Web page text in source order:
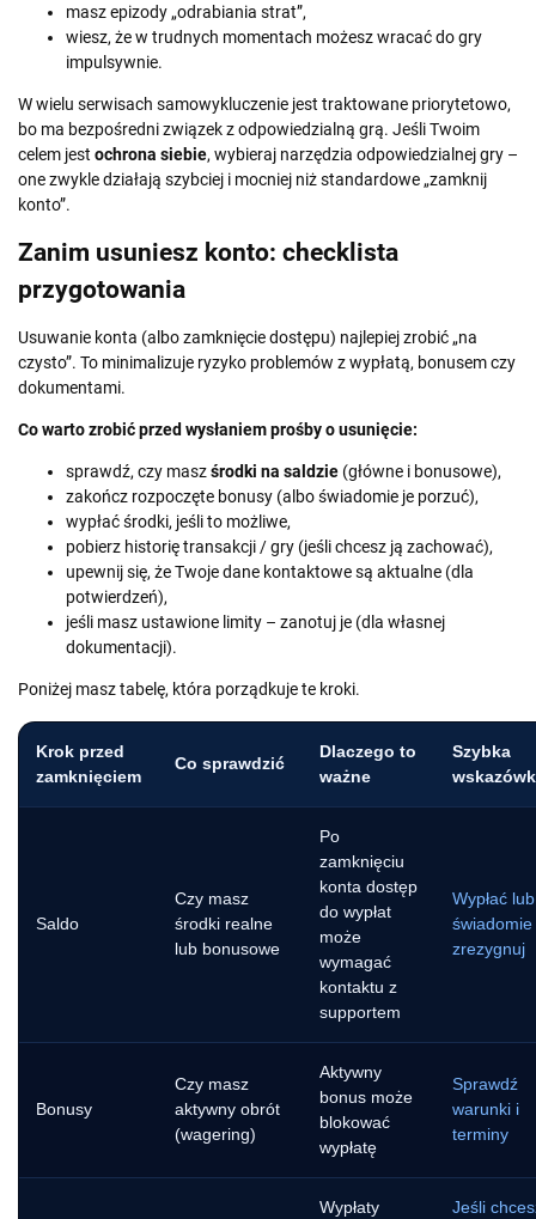
masz epizody „odrabiania strat”,
wiesz, że w trudnych momentach możesz wracać do gry
impulsywnie.
W wielu serwisach samowykluczenie jest traktowane priorytetowo,
bo ma bezpośredni związek z odpowiedzialną grą. Jeśli Twoim
celem jest ochrona siebie, wybieraj narzędzia odpowiedzialnej gry –
one zwykle działają szybciej i mocniej niż standardowe „zamknij
konto”.
Zanim usuniesz konto: checklista
przygotowania
Usuwanie konta (albo zamknięcie dostępu) najlepiej zrobić „na
czysto”. To minimalizuje ryzyko problemów z wypłatą, bonusem czy
dokumentami.
Co warto zrobić przed wysłaniem prośby o usunięcie:
sprawdź, czy maszśrodki na saldzie (główne i bonusowe),
zakończ rozpoczęte bonusy (albo świadomie je porzuć),
wypłać środki, jeśli to możliwe,
pobierz historię transakcji / gry (jeśli chcesz ją zachować),
upewnij się, że Twoje dane kontaktowe są aktualne (dla
potwierdzeń),
jeśli masz ustawione limity – zanotuj je (dla własnej
dokumentacji).
Poniżej masz tabelę, która porządkuje te kroki.
Krok przed
zamknięciem
Co sprawdzić
Dlaczego to
ważne
Szybka
Saldo
Czy masz
środki realne
lub bonusowe
Po
zamknięciu
konta dostęp
do wypłat
może
wymagać
kontaktu z
supportem
Wypłać lub
świadomie
zrezygnuj
Bonusy
Czy masz
aktywny obrót
(wagering)
Aktywny
bonus może
blokować
wypłatę
Sprawdź
warunki i
terminy
Wypłaty
Jeśli